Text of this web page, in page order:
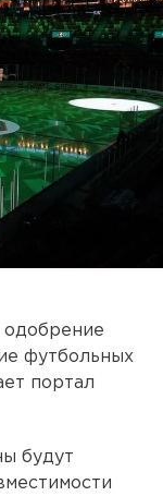
одобрение
футбольных
портал
будут